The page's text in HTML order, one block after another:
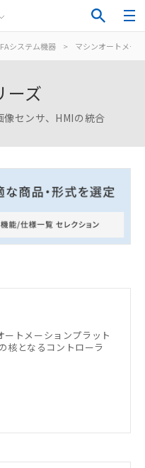
FAシステム機器 > マシンオートメー
ーズ
像センサ、HMIの統合
ートメーションプラット
核となるコントローラ